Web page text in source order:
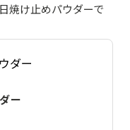
焼け止めパウダーで
ー